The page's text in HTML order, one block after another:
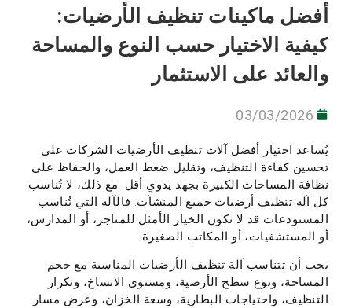
أفضل ماكينات تنظيف الأرضيات:
كيفية الاختيار حسب النوع والمساحة
والعائد على الاستثمار
03/03/2026
يُساعد اختيار أفضل آلات تنظيف الأرضيات الشركات على
تحسين كفاءة التنظيف، وتقليل ضغط العمل، والحفاظ على
نظافة المساحات الكبيرة بجهد يدوي أقل. مع ذلك، لا تُناسب
كل آلة تنظيف أرضيات جميع المنشآت. فالآلة التي تُناسب
المستودعات قد لا تكون الخيار الأمثل للمتاجر، أو المدارس،
أو المستشفيات، أو المكاتب الصغيرة.
يجب أن تتناسب آلة تنظيف الأرضيات المناسبة مع حجم
المساحة، ونوع سطح الأرضية، ومستوى الاتساخ، وتكرار
التنظيف، واحتياجات البطارية، وسعة الخزان، وعرض مسار